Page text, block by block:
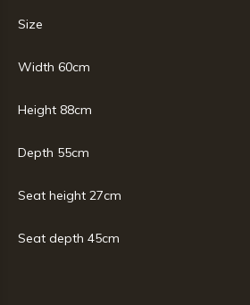
Size
Width 60cm
Height 88cm
Depth 55cm
Seat height 27cm
Seat depth 45cm